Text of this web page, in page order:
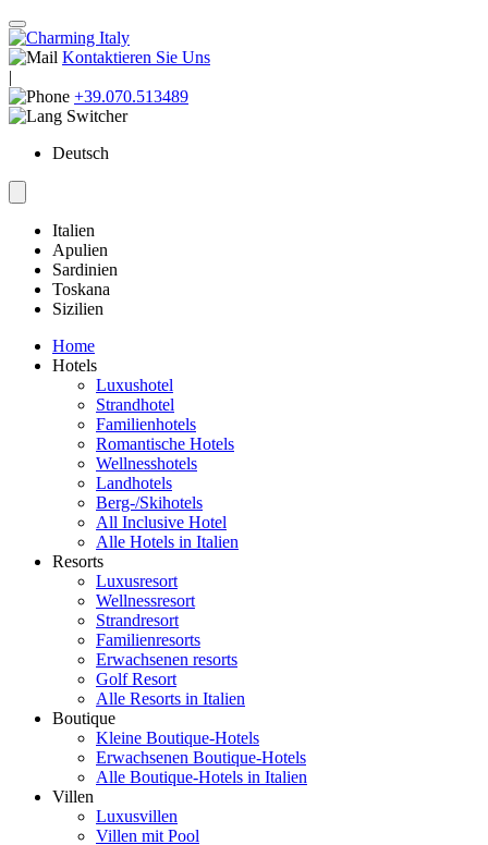
Kontaktieren Sie Uns
|
+39.070.513489
Deutsch
Italien
Apulien
Sardinien
Toskana
Sizilien
Home
Hotels
Luxushotel
Strandhotel
Familienhotels
Romantische Hotels
Wellnesshotels
Landhotels
Berg-/Skihotels
All Inclusive Hotel
Alle Hotels in Italien
Resorts
Luxusresort
Wellnessresort
Strandresort
Familienresorts
Erwachsenen resorts
Golf Resort
Alle Resorts in Italien
Boutique
Kleine Boutique-Hotels
Erwachsenen Boutique-Hotels
Alle Boutique-Hotels in Italien
Villen
Luxusvillen
Villen mit Pool